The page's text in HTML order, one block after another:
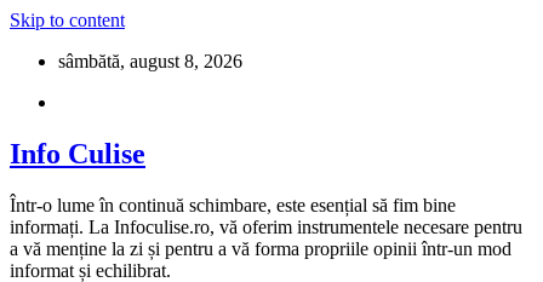
Skip to content
sâmbătă, august 8, 2026
Info Culise
Într-o lume în continuă schimbare, este esențial să fim bine
informați. La Infoculise.ro, vă oferim instrumentele necesare pentru
a vă menține la zi și pentru a vă forma propriile opinii într-un mod
informat și echilibrat.